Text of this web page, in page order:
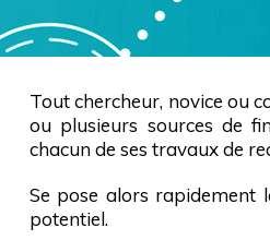
Tout chercheur, novice ou
ou plusieurs sources de
chacun de ses travaux de
Se pose alors rapidement
potentiel.